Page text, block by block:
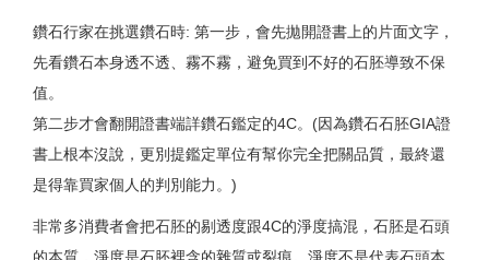
鑽石行家在挑選鑽石時: 第一步，會先拋開證書上的片面文字，
先看鑽石本身透不透、霧不霧，避免買到不好的石胚導致不保
值。
第二步才會翻開證書端詳鑽石鑑定的4C。(因為鑽石石胚GIA證
書上根本沒說，更別提鑑定單位有幫你完全把關品質，最終還
是得靠買家個人的判別能力。)
非常多消費者會把石胚的剔透度跟4C的淨度搞混，石胚是石頭
的本質，淨度是石胚裡含的雜質或裂痕。淨度不是代表石頭本